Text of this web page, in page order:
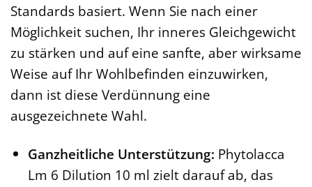
Standards basiert. Wenn Sie nach einer
Möglichkeit suchen, Ihr inneres Gleichgewicht
zu stärken und auf eine sanfte, aber wirksame
Weise auf Ihr Wohlbefinden einzuwirken,
dann ist diese Verdünnung eine
ausgezeichnete Wahl.
Ganzheitliche Unterstützung: Phytolacca
Lm 6 Dilution 10 ml zielt darauf ab, das